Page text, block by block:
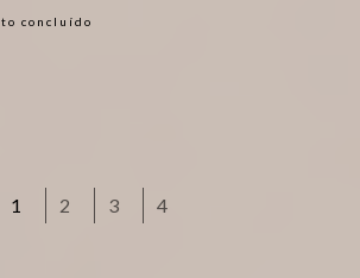
concluído
1 2 3 4